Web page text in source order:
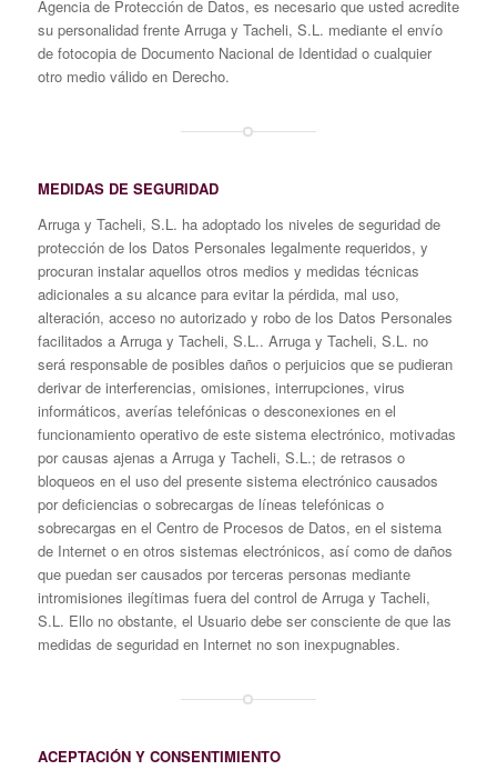
Agencia de Protección de Datos, es necesario que usted acredite
su personalidad frente Arruga y Tacheli, S.L. mediante el envío
de fotocopia de Documento Nacional de Identidad o cualquier
otro medio válido en Derecho.
MEDIDAS DE SEGURIDAD
Arruga y Tacheli, S.L. ha adoptado los niveles de seguridad de
protección de los Datos Personales legalmente requeridos, y
procuran instalar aquellos otros medios y medidas técnicas
adicionales a su alcance para evitar la pérdida, mal uso,
alteración, acceso no autorizado y robo de los Datos Personales
facilitados a Arruga y Tacheli, S.L.. Arruga y Tacheli, S.L. no
será responsable de posibles daños o perjuicios que se pudieran
derivar de interferencias, omisiones, interrupciones, virus
informáticos, averías telefónicas o desconexiones en el
funcionamiento operativo de este sistema electrónico, motivadas
por causas ajenas a Arruga y Tacheli, S.L.; de retrasos o
bloqueos en el uso del presente sistema electrónico causados
por deficiencias o sobrecargas de líneas telefónicas o
sobrecargas en el Centro de Procesos de Datos, en el sistema
de Internet o en otros sistemas electrónicos, así como de daños
que puedan ser causados por terceras personas mediante
intromisiones ilegítimas fuera del control de Arruga y Tacheli,
S.L. Ello no obstante, el Usuario debe ser consciente de que las
medidas de seguridad en Internet no son inexpugnables.
ACEPTACIÓN Y CONSENTIMIENTO